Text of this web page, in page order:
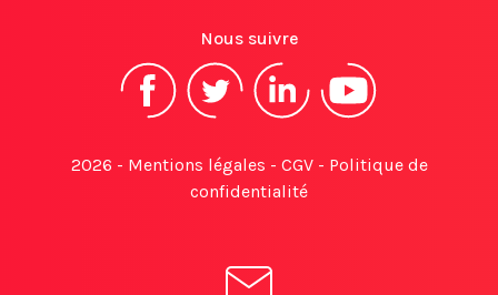
Nous suivre
2026 - Mentions légales - CGV- Politique de
confidentialité